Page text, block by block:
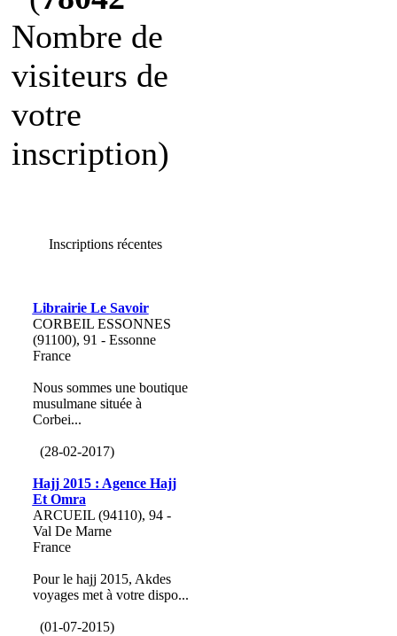
Nombre de
visiteurs de
votre
inscription)
Inscriptions récentes
Librairie Le Savoir
CORBEIL ESSONNES
(91100), 91 - Essonne
France
Nous sommes une boutique
musulmane située à
Corbei...
(28-02-2017)
Hajj 2015 : Agence Hajj
Et Omra
ARCUEIL (94110), 94 -
Val De Marne
France
Pour le hajj 2015, Akdes
voyages met à votre dispo...
(01-07-2015)